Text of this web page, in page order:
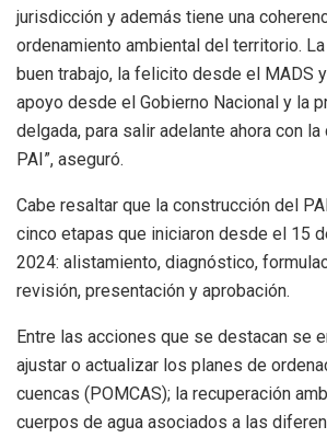
jurisdicción y además tiene una
ordenamiento ambiental del territorio. La
buen trabajo, la felicito desde el MADS
apoyo desde el Gobierno Nacional y la
delgada, para salir adelante ahora con
PAI”, aseguró.
Cabe resaltar que la construcción del
cinco etapas que iniciaron desde el 15
2024: alistamiento, diagnóstico,
revisión, presentación y aprobación.
Entre las acciones que se destacan se
ajustar o actualizar los planes de
cuencas (POMCAS); la recuperación
cuerpos de agua asociados a las